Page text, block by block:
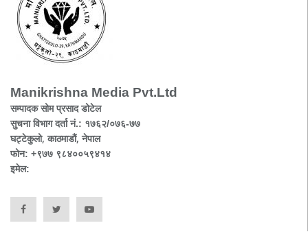
Manikrishna Media Pvt.Ltd
सम्पादक सोम प्रसाद डोटेल
सुचना विभाग दर्ता नं.: १७६२/०७६-७७
घट्टेकुलो, काठमाडौं, नेपाल
फोन: +९७७ ९८४००५९४१४
इमेल: